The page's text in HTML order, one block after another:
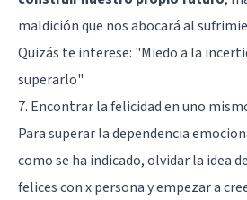
maldición que nos abocará al
Quizás te interese: "Miedo a la
superarlo"
7. Encontrar la felicidad en uno
Para superar la dependencia
como se ha indicado, olvidar la idea
felices con x persona y empezar a